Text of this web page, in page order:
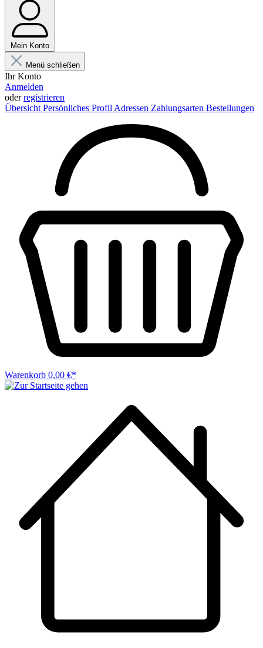
Mein Konto
Menü schließen
Ihr Konto
Anmelden
oderregistrieren
Übersicht Persönliches Profil Adressen Zahlungsarten Bestellungen
Warenkorb 0,00 €*